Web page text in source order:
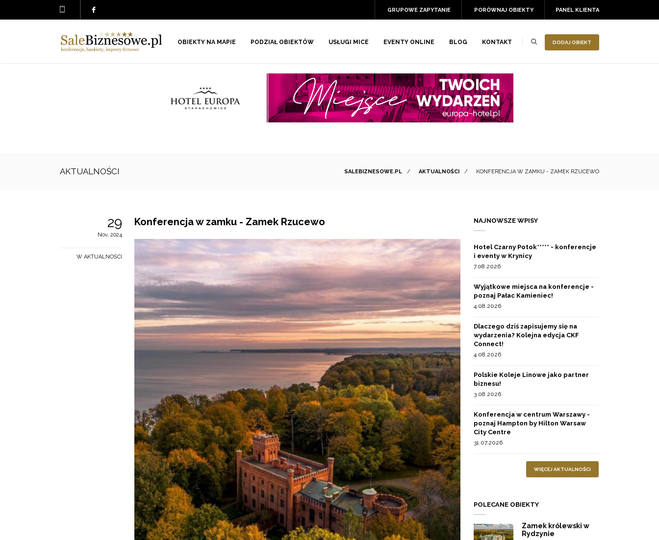
PANEL KLIENTA
PORÓWNAJ OBIEKTY
GRUPOWE ZAPYTANIE
DODAJ OBIEKT
OBIEKTY NA MAPIE PODZIAŁ OBIEKTÓW USŁUGI MICE EVENTY ONLINE BLOG KONTAKT
AKTUALNOŚCI SALEBIZNESOWE.PL / AKTUALNOŚCI / KONFERENCJA W ZAMKU - ZAMEK RZUCEWO
29
Nov, 2024
W AKTUALNOŚCI
Konferencja w zamku - Zamek Rzucewo NAJNOWSZE WPISY
Hotel Czarny Potok***** - konferencje
i eventy w Krynicy
7.08.2026
Wyjątkowe miejsca na konferencje -
poznaj Pałac Kamieniec!
4.08.2026
Dlaczego dziś zapisujemy się na
wydarzenia? Kolejna edycja CKF
Connect!
4.08.2026
Polskie Koleje Linowe jako partner
biznesu!
3.08.2026
Konferencja w centrum Warszawy -
poznaj Hampton by Hilton Warsaw
City Centre
31.07.2026
WIĘCEJ AKTUALNOŚCI
POLECANE OBIEKTY
Zamek królewski w
Rydzynie